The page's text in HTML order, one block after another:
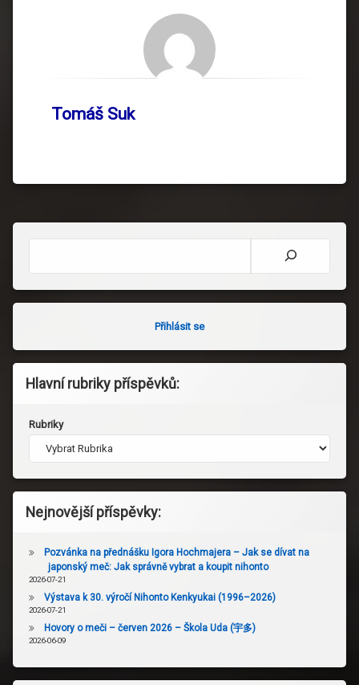
Tomáš Suk
Přihlásit se
Hlavní rubriky příspěvků:
Rubriky
Nejnovější příspěvky:
Pozvánka na přednášku Igora Hochmajera – Jak se dívat na
japonský meč: Jak správně vybrat a koupit nihonto
2026-07-21
Výstava k 30. výročí Nihonto Kenkyukai (1996–2026)
2026-07-21
Hovory o meči – červen 2026 – Škola Uda (宇多)
2026-06-09